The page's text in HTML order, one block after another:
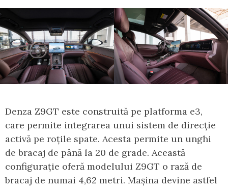
Denza Z9GT este construită pe platforma e3,
care permite integrarea unui sistem de direcție
activă pe roțile spate. Acesta permite un unghi
de bracaj de până la 20 de grade. Această
configurație oferă modelului Z9GT o rază de
bracaj de numai 4,62 metri. Mașina devine astfel